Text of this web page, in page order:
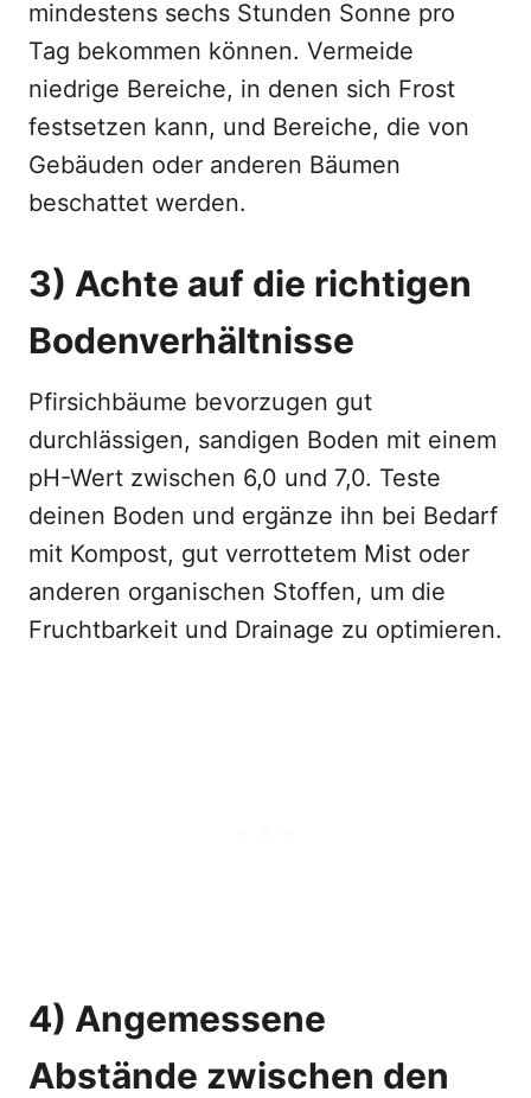
mindestens sechs Stunden Sonne pro
Tag bekommen können. Vermeide
niedrige Bereiche, in denen sich Frost
festsetzen kann, und Bereiche, die von
Gebäuden oder anderen Bäumen
beschattet werden.
3) Achte auf die richtigen
Bodenverhältnisse
Pfirsichbäume bevorzugen gut
durchlässigen, sandigen Boden mit einem
pH-Wert zwischen 6,0 und 7,0. Teste
deinen Boden und ergänze ihn bei Bedarf
mit Kompost, gut verrottetem Mist oder
anderen organischen Stoffen, um die
Fruchtbarkeit und Drainage zu optimieren.
4) Angemessene
Abstände zwischen den